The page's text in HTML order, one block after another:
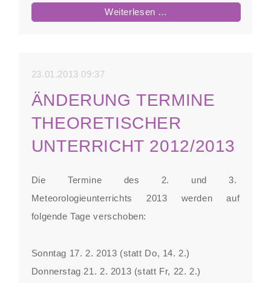
Weiterlesen …
23.01.2013 09:37
ÄNDERUNG TERMINE
THEORETISCHER
UNTERRICHT 2012/2013
Die Termine des 2. und 3.
Meteorologieunterrichts 2013 werden auf
folgende Tage verschoben:
Sonntag 17. 2. 2013 (statt Do, 14. 2.)
Donnerstag 21. 2. 2013 (statt Fr, 22. 2.)